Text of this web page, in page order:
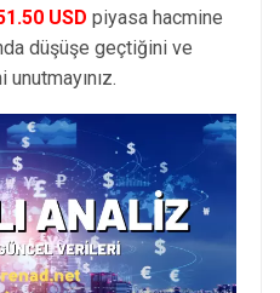
USD piyasa hacmine
düşüşe geçtiğini ve